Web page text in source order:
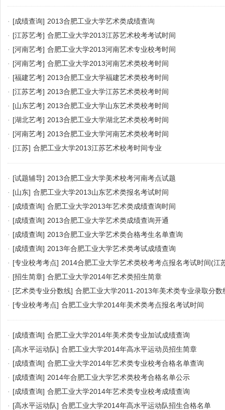
· [成绩查询] 2013合肥工业大学艺术类成绩查询
· [江苏艺考] 合肥工业大学2013江苏艺术校考考试时间
· [河南艺考] 合肥工业大学2013河南艺术专业校考时间
· [河南艺考] 合肥工业大学2013河南艺术类校考时间
· [福建艺考] 2013合肥工业大学福建艺术类校考时间
· [江苏艺考] 2013合肥工业大学江苏艺术类校考时间
· [山东艺考] 2013合肥工业大学山东艺术类校考时间
· [湖北艺考] 2013合肥工业大学湖北艺术类校考时间
· [河南艺考] 2013合肥工业大学河南艺术类校考时间
· [江苏] 合肥工业大学2013江苏艺术校考时间专业
· [试题辅导] 2013合肥工业大学美术校考河南考点试题
· [山东] 合肥工业大学2013山东艺术类报名考试时间
· [成绩查询] 合肥工业大学2013年艺术类成绩查询时间
· [成绩查询] 2013合肥工业大学艺术类成绩查询开通
· [成绩查询] 2013合肥工业大学艺术类合格考生名单查询
· [成绩查询] 2013年合肥工业大学艺术类考试成绩查询
· [专业校考考点] 2014合肥工业大学艺术类校考考点报名考试时间(江
· [招生简章] 合肥工业大学2014年艺术类招生简章
· [艺术类专业分数线] 合肥工业大学2011-2013年美术类专业录取分数
· [专业校考考点] 合肥工业大学2014年美术类考点报名考试时间
· [成绩查询] 合肥工业大学2014年美术类专业加试成绩查询
· [高水平运动队] 合肥工业大学2014年高水平运动员招生简章
· [成绩查询] 合肥工业大学2014年艺术类专业校考合格名单查询
· [成绩查询] 2014年合肥工业大学艺术类校考合格名单公示
· [成绩查询] 合肥工业大学2014年艺术类专业校考成绩查询
· [高水平运动队] 合肥工业大学2014年高水平运动队招生合格名单